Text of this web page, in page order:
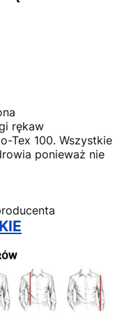
rękaw
Tex 100. Wszystkie
ponieważ nie